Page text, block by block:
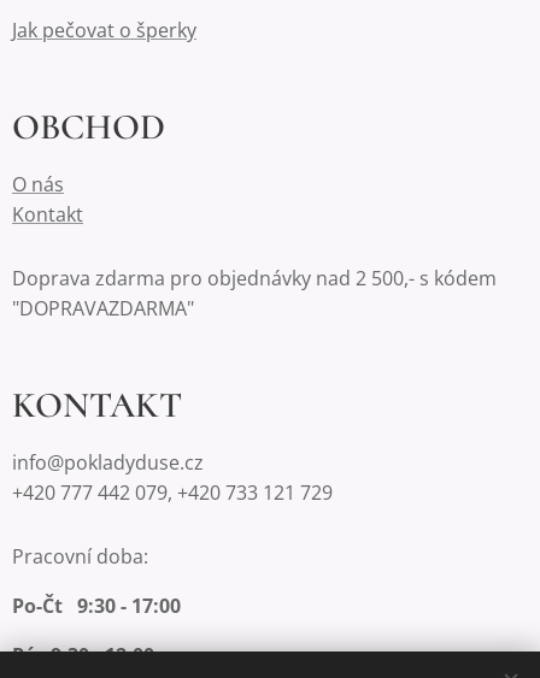
Jak pečovat o šperky
OBCHOD
O nás
Kontakt
Doprava zdarma pro objednávky nad 2 500,- s kódem
"DOPRAVAZDARMA"
KONTAKT
info@pokladyduse.cz
+420 777 442 079, +420 733 121 729
Pracovní doba:
Po-Čt 9:30 - 17:00
Pá 9:30 - 12:00